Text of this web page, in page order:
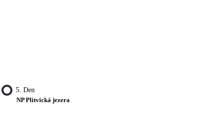
5. Den
NP Plitvická jezera